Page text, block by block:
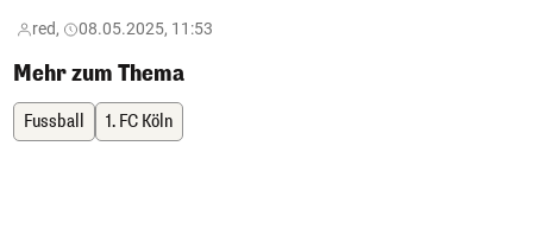
red, 08.05.2025, 11:53
Mehr zum Thema
Fussball 1. FC Köln